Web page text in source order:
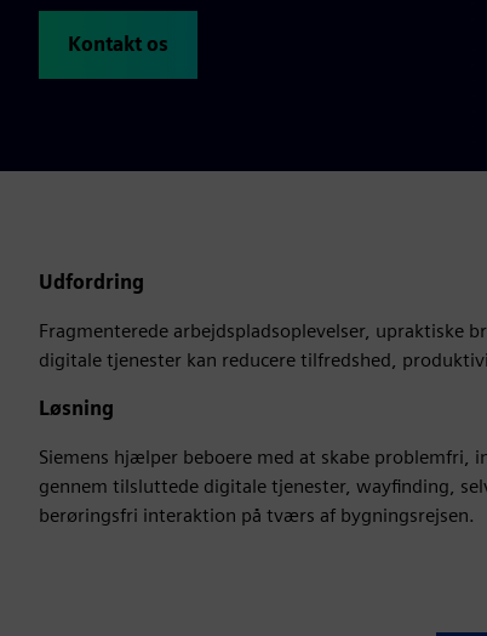
Kontakt os
Udfordring
Fragmenterede arbejdspladsoplevelser, upraktiske
digitale tjenester kan reducere tilfredshed,
Løsning
Siemens hjælper beboere med at skabe problemfri,
gennem tilsluttede digitale tjenester, wayfinding,
berøringsfri interaktion på tværs af bygningsrejsen.